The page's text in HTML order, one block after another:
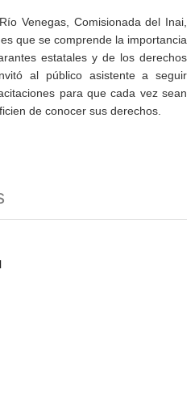
Venegas, Comisionada del Inai,
que se comprende la importancia
estatales y de los derechos
al público asistente a seguir
para que cada vez sean
de conocer sus derechos.